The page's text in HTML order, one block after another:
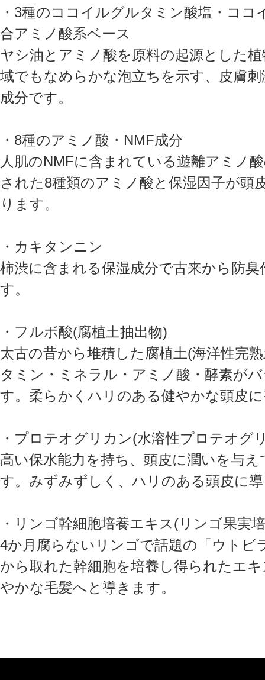
・3種のココイルグルタミン酸塩・コ
合アミノ酸系ベース
ヤシ油とアミノ酸を原料の起源とした
域でもなめらかな泡立ちを示す、皮膚
成分です。
・8種のアミノ酸・NMF成分
人肌のNMFに含まれている遊離アミノ
された8種類のアミノ酸と保湿因子が頭
ります。
・カキタンニン
柿渋に含まれる保湿成分で古来から防
す。
・フルボ酸(腐植土抽出物)
太古の昔から堆積した腐植土(海洋性完
タミン・ミネラル・アミノ酸・酵素が
す。柔らかくハリのある健やかな頭皮
・プロテオグリカン(水溶性プロテオグ
高い保水能力を持ち、頭皮に潤いを与
す。みずみずしく、ハリのある頭皮に
・リンゴ幹細胞培養エキス(リンゴ果実
4か月腐らないリンゴで話題の「ウトビ
から取れた幹細胞を培養し得られたエ
やかな毛髪へと導きます。